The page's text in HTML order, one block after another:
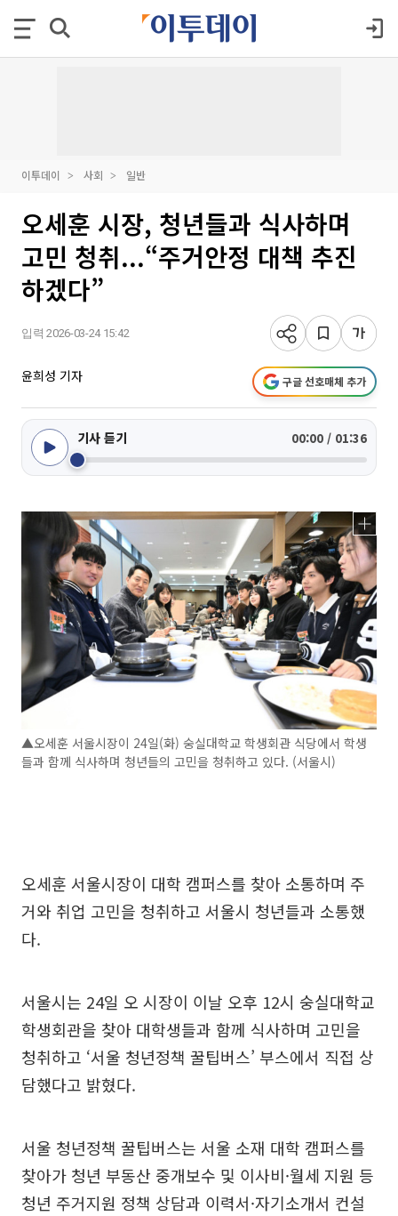
이투데이 사회 일반
오세훈 시장, 청년들과 식사하며
고민 청취...“주거안정 대책 추진
하겠다”
입력 2026-03-24 15:42
윤희성 기자 구글 선호매체 추가
기사 듣기 00:00 / 01:36
▲오세훈 서울시장이 24일(화) 숭실대학교 학생회관 식당에서 학생
들과 함께 식사하며 청년들의 고민을 청취하고 있다. (서울시)
오세훈 서울시장이 대학 캠퍼스를 찾아 소통하며 주
거와 취업 고민을 청취하고 서울시 청년들과 소통했
다.
서울시는 24일 오 시장이 이날 오후 12시 숭실대학교
학생회관을 찾아 대학생들과 함께 식사하며 고민을
청취하고 ‘서울 청년정책 꿀팁버스’ 부스에서 직접 상
담했다고 밝혔다.
서울 청년정책 꿀팁버스는 서울 소재 대학 캠퍼스를
찾아가 청년 부동산 중개보수 및 이사비·월세 지원 등
청년 주거지원 정책 상담과 이력서·자기소개서 컨설